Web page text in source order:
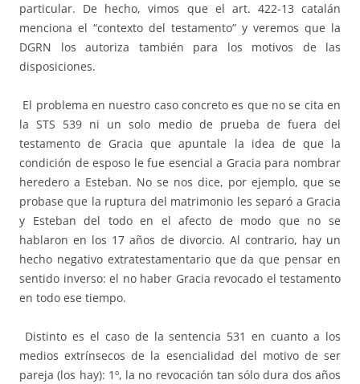
particular. De hecho, vimos que el art. 422-13 catalán
menciona el “contexto del testamento” y veremos que la
DGRN los autoriza también para los motivos de las
disposiciones.
El problema en nuestro caso concreto es que no se cita en
la STS 539 ni un solo medio de prueba de fuera del
testamento de Gracia que apuntale la idea de que la
condición de esposo le fue esencial a Gracia para nombrar
heredero a Esteban. No se nos dice, por ejemplo, que se
probase que la ruptura del matrimonio les separó a Gracia
y Esteban del todo en el afecto de modo que no se
hablaron en los 17 años de divorcio. Al contrario, hay un
hecho negativo extratestamentario que da que pensar en
sentido inverso: el no haber Gracia revocado el testamento
en todo ese tiempo.
Distinto es el caso de la sentencia 531 en cuanto a los
medios extrínsecos de la esencialidad del motivo de ser
pareja (los hay): 1º, la no revocación tan sólo dura dos años